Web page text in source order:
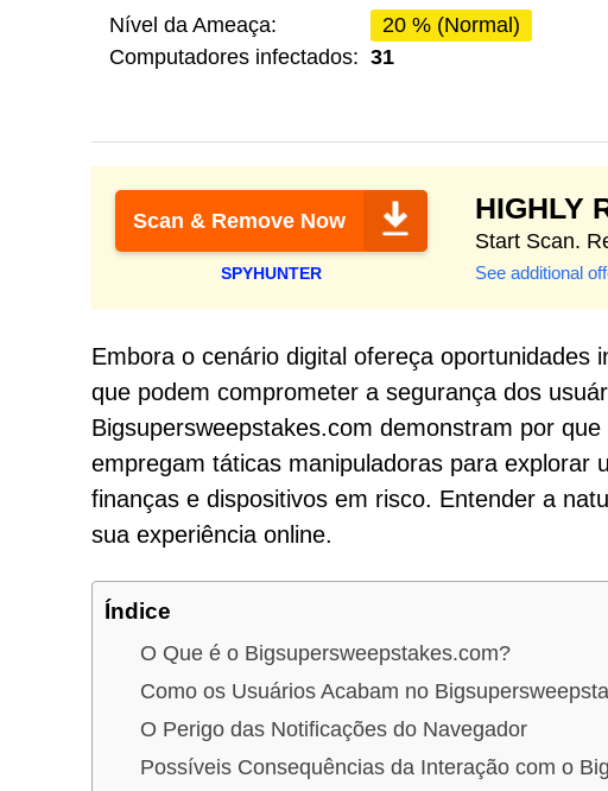
Nível da Ameaça:
20 % (Normal)
Computadores infectados: 31
Scan & Remove Now
SPYHUNTER
HIGHLY
Start Scan.
See additional
Embora o cenário digital ofereça oportunidades
que podem comprometer a segurança dos
Bigsupersweepstakes.com demonstram por
empregam táticas manipuladoras para explorar
finanças e dispositivos em risco. Entender a
sua experiência online.
Índice
O Que é o Bigsupersweepstakes.com?
Como os Usuários Acabam no
O Perigo das Notificações do Navegador
Possíveis Consequências da Interação com o